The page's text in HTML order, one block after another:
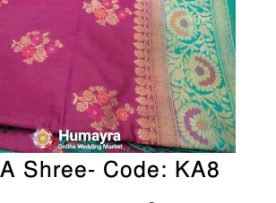
Shree- Code: KA8